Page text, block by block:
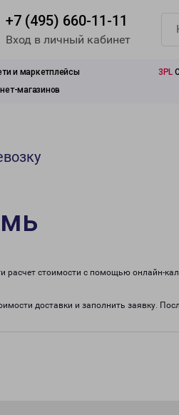
+7 (495) 660-11-11
Вход в личный кабинет
и маркетплейсы 3PL
магазинов
стоимости с помощью онлайн-
доставки и заполнить заявку.